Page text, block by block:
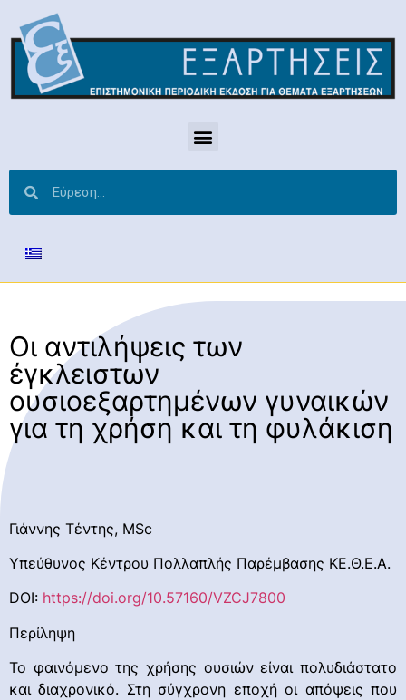
Οι αντιλήψεις των
έγκλειστων
ουσιοεξαρτημένων γυναικών
για τη χρήση και τη φυλάκιση
Γιάννης Τέντης, MSc
Υπεύθυνος Κέντρου Πολλαπλής Παρέμβασης ΚΕ.Θ.Ε.Α.
DOI: https://doi.org/10.57160/VZCJ7800
Περίληψη
Το φαινόμενο της χρήσης ουσιών είναι πολυδιάστατο
και διαχρονικό. Στη σύγχρονη εποχή οι απόψεις που